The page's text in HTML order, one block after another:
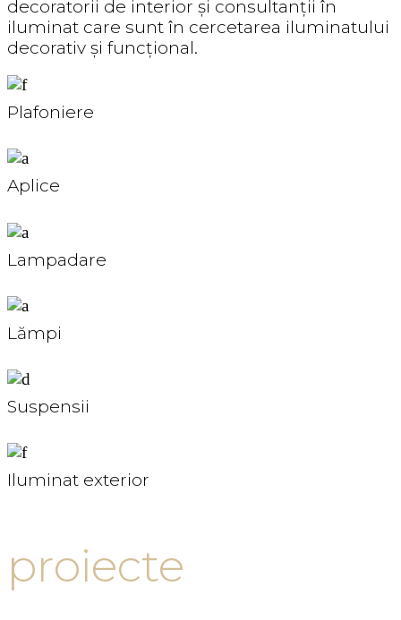
decoratorii de interior și consultanții în
iluminat care sunt în cercetarea iluminatului
decorativ și funcțional.
Plafoniere
Aplice
Lampadare
Lămpi
Suspensii
Iluminat exterior
proiecte